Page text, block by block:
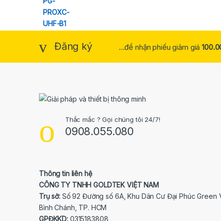
Đăng ký ...để nhận phiếu giảm giá
Thắc mắc ? Gọi chúng tôi 24/7!
0908.055.080
Thông tin liên hệ
CÔNG TY TNHH GOLDTEK VIỆT NAM
Trụ sở: Số 92 Đường số 6A, Khu Dân Cư Đại Phúc Green
Bình Chánh, TP. HCM
GPĐKKD: 0315183808